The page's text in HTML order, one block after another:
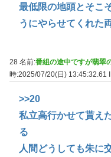
最低限の地頭とそこ
うにやらせてくれた
28 名前:番組の途中ですが翡翠
時:2025/07/20(日) 13:45:32.61
>>20
私立高行かせて貰え
る
人間どうしても朱に